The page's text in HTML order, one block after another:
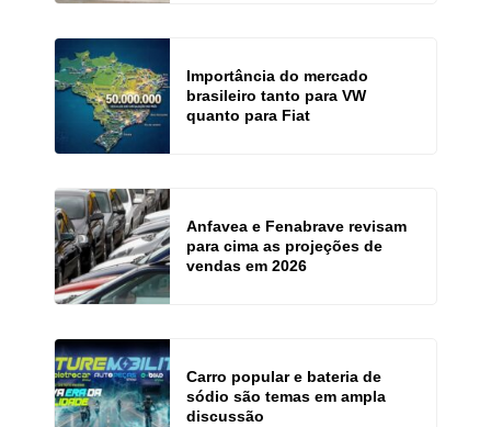
Importância do mercado
brasileiro tanto para VW
quanto para Fiat
Anfavea e Fenabrave revisam
para cima as projeções de
vendas em 2026
Carro popular e bateria de
sódio são temas em ampla
discussão